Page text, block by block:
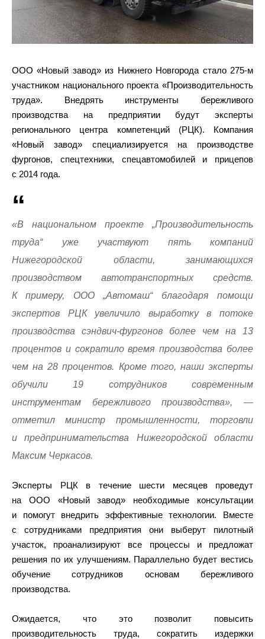
ООО «Новый завод» из Нижнего Новгорода стало 275-м
участником национального проекта «Производительность
труда». Внедрять инструменты бережливого
производства на предприятии будут эксперты
регионального центра компетенций (РЦК). Компания
«Новый завод» специализируется на производстве
фургонов, спецтехники, спецавтомобилей и прицепов
с 2014 года.
«В национальном проекте „Производительность
труда“ уже участвуют пять компаний
Нижегородской области, занимающихся
производством автотранспортных средств.
К примеру, ООО „Автомаш“ благодаря помощи
экспертов РЦК увеличило выработку в потоке
производства сэндвич-фургонов более чем на 13
процентов и сократило время производства более
чем на 28 процентов. Кроме того, наши эксперты
обучили 19 сотрудников современным
инструментам бережливого производства», —
отметил министр промышленности, торговли
и предпринимательства Нижегородской области
Максим Черкасов.
Эксперты РЦК в течение шести месяцев проведут
на ООО «Новый завод» необходимые консультации
и помогут внедрить эффективные технологии. Вместе
с сотрудниками предприятия они выберут пилотный
участок, проанализируют все процессы и предложат
решения по их улучшениям. Параллельно будет вестись
обучение сотрудников основам бережливого
производства.
Ожидается, что это позволит повысить
производительность труда, сократить издержки